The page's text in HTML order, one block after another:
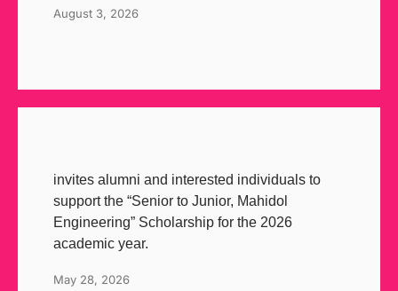
August 3, 2026
invites alumni and interested individuals to
support the “Senior to Junior, Mahidol
Engineering” Scholarship for the 2026
academic year.
May 28, 2026